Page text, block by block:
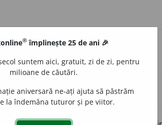
® împlinește 25 de ani 🎉
suntem aici, gratuit, zi de zi, pentru
milioane de căutări.
aniversară ne-ați ajuta să păstrăm
la îndemâna tuturor și pe viitor.